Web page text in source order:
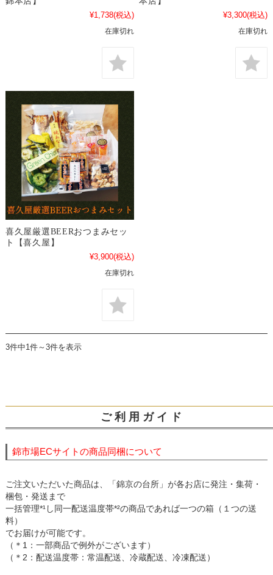
¥1,738(税込)
在庫切れ
¥3,300(税込)
在庫切れ
喜久屋厳選BEERおつまみセッ
ト【喜久屋】
¥3,900(税込)
在庫切れ
3件中1件～3件を表示
ご 利 用 ガ イ ド
錦市場ECサイトの商品同梱について
ご注文いただいた商品は、「錦京の台所」が各お店に発注・集荷・
梱包・発送まで
一括管理*¹し同一配送温度帯*²の商品であれば一つの箱（１つの送
料）
でお届けが可能です。
（＊1：一部商品で例外がございます）
（＊2：配送温度帯：常温配送、冷蔵配送、冷凍配送）